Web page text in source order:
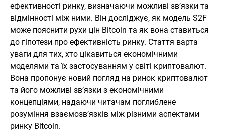
ефективності ринку, визначаючи можливі зв’язки та
відмінності між ними. Він досліджує, як модель S2F
може пояснити рухи цін Bitcoin та як вона ставиться
до гіпотези про ефективність ринку. Стаття варта
уваги для тих, хто цікавиться економічними
моделями та їх застосуванням у світі криптовалют.
Вона пропонує новий погляд на ринок криптовалют
та його можливі зв’язки з економічними
концепціями, надаючи читачам поглиблене
розуміння взаємозв’язків між різними аспектами
ринку Bitcoin.